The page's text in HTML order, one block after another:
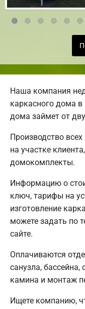
Наша компания
каркасного дома
дома займет от
Производство
на участке
домокомплекты.
Информацию о
ключ, тарифы на
изготовление
можете задать по
сайте.
Оплачиваются
санузла, бассейна,
камина и монтаж
Ищете компанию,